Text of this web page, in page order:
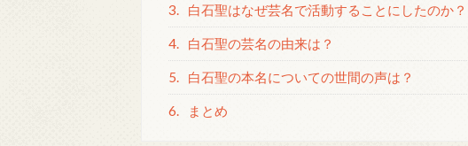
3. 白石聖はなぜ芸名で活動することにしたのか？
4. 白石聖の芸名の由来は？
5. 白石聖の本名についての世間の声は？
6. まとめ